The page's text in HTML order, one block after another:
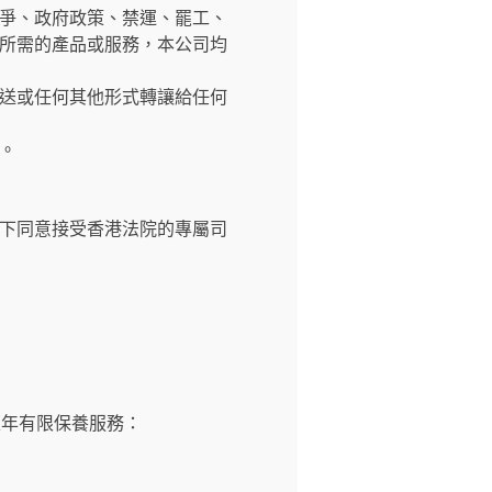
、政府政策、禁運、罷工、
需的產品或服務，本公司均
或任何其他形式轉讓給任何
同意接受香港法院的專屬司
有限保養服務：